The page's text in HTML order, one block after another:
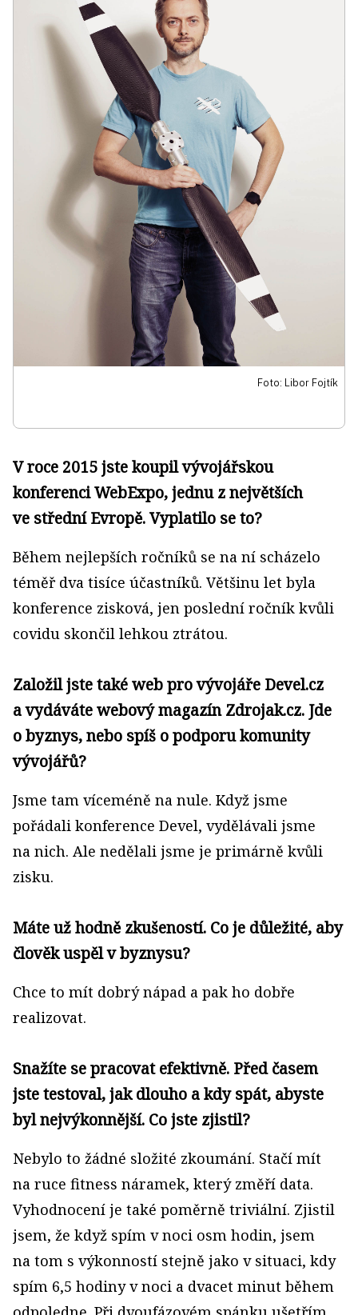
Foto: Libor Fojtík
V roce 2015 jste koupil vývojářskou
konferenci WebExpo, jednu z největších
ve střední Evropě. Vyplatilo se to?
Během nejlepších ročníků se na ní scházelo
téměř dva tisíce účastníků. Většinu let byla
konference zisková, jen poslední ročník kvůli
covidu skončil lehkou ztrátou.
Založil jste také web pro vývojáře Devel.cz
a vydáváte webový magazín Zdrojak.cz. Jde
o byznys, nebo spíš o podporu komunity
vývojářů?
Jsme tam víceméně na nule. Když jsme
pořádali konference Devel, vydělávali jsme
na nich. Ale nedělali jsme je primárně kvůli
zisku.
Máte už hodně zkušeností. Co je důležité, aby
člověk uspěl v byznysu?
Chce to mít dobrý nápad a pak ho dobře
realizovat.
Snažíte se pracovat efektivně. Před časem
jste testoval, jak dlouho a kdy spát, abyste
byl nejvýkonnější. Co jste zjistil?
Nebylo to žádné složité zkoumání. Stačí mít
na ruce fitness náramek, který změří data.
Vyhodnocení je také poměrně triviální. Zjistil
jsem, že když spím v noci osm hodin, jsem
na tom s výkonností stejně jako v situaci, kdy
spím 6,5 hodiny v noci a dvacet minut během